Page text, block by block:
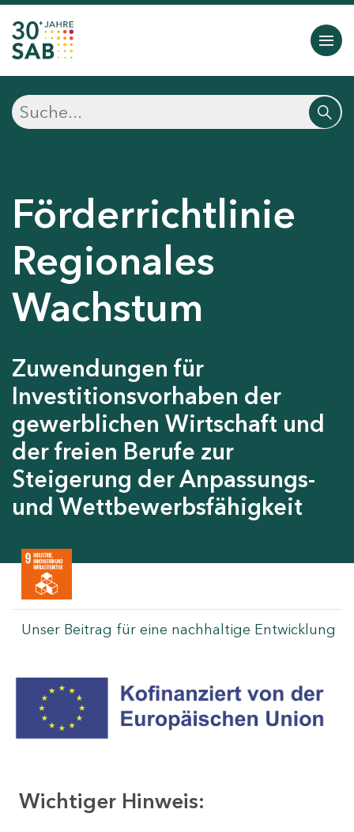
Förderrichtlinie
Regionales
Wachstum
Zuwendungen für
Investitionsvorhaben der
gewerblichen Wirtschaft und
der freien Berufe zur
Steigerung der Anpassungs-
und Wettbewerbsfähigkeit
Unser Beitrag für eine nachhaltige Entwicklung
Wichtiger Hinweis: